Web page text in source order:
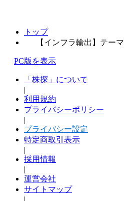
トップ
【インフラ輸出】テーマ
PC版を表示
「株探」について
|
利用規約
プライバシーポリシー
|
プライバシー設定
特定商取引表示
|
採用情報
|
運営会社
サイトマップ
|